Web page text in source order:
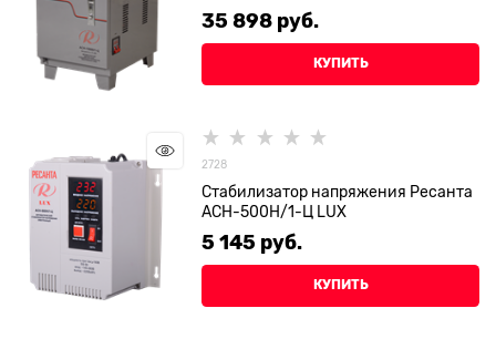
35 898 руб.
КУПИТЬ
2728
Стабилизатор напряжения Ресанта
АСН-500Н/1-Ц LUX
5 145 руб.
КУПИТЬ